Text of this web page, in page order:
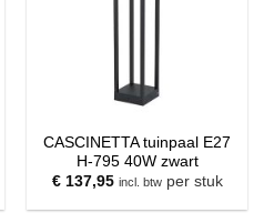
CASCINETTA tuinpaal E27
H-795 40W zwart
€137,95 incl. btwper stuk